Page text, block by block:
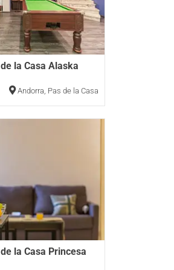
la Casa Alaska
Andorra, Pas de la Casa
la Casa Princesa